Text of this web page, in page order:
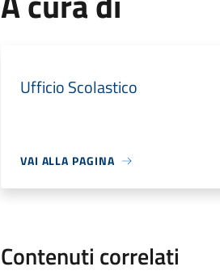
Ufficio Scolastico
VAI ALLA PAGINA
Contenuti correlati